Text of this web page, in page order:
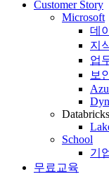
Customer Story
Microsoft
데
지
업
보
Databricks
School
기
무료교육